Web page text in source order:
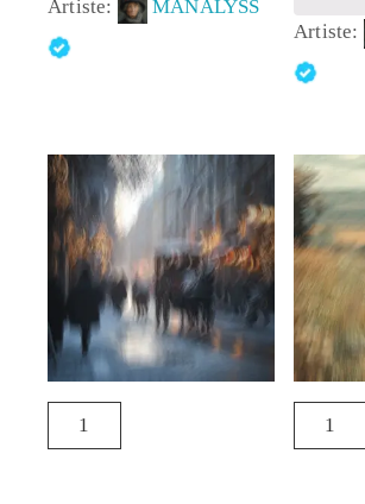
Artiste: MANALYSS
Artiste: